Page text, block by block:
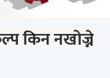
किन नखोज्ने